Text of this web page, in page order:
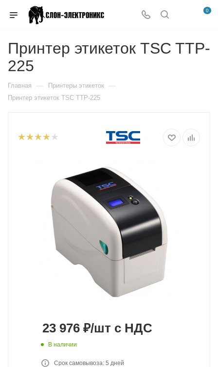
0
Принтер этикеток TSC TTP-
225
Главная — Принтеры этикеток —
Принтер этикеток TSC TTP-225
23 976 ₽/шт с НДС
В наличии
Срок самовывоза: 5 дней